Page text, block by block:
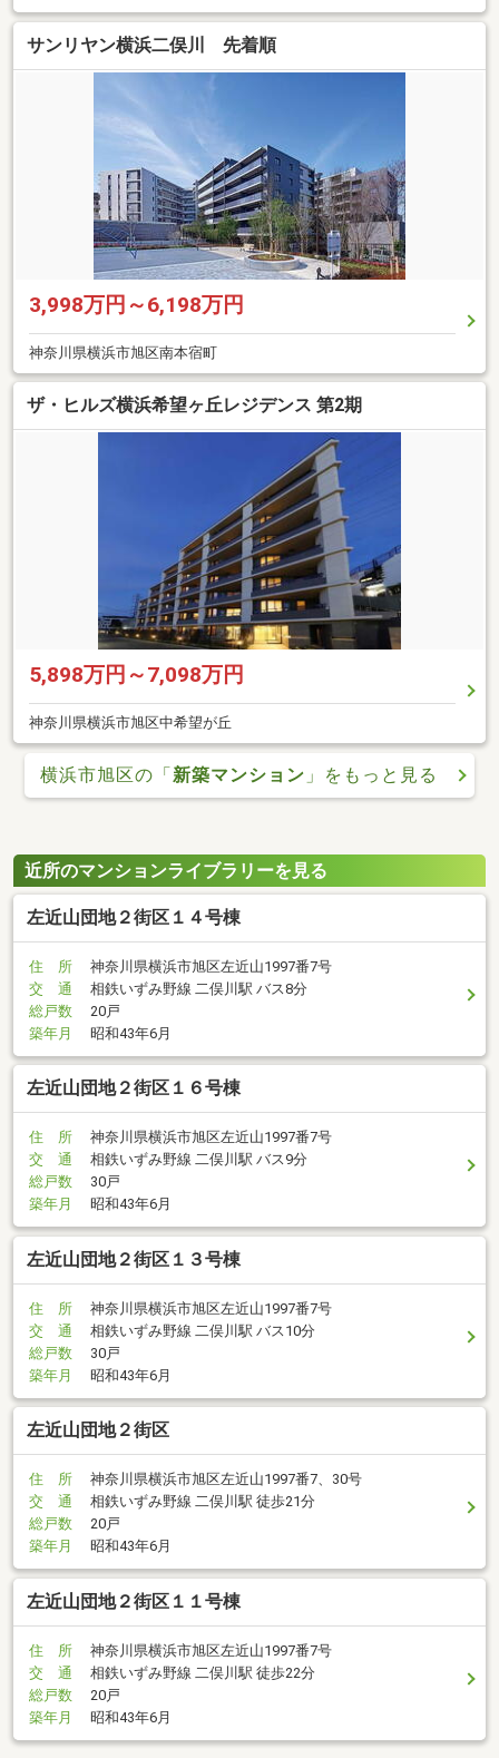
サンリヤン横浜二俣川 先着順
3,998万円～6,198万円
神奈川県横浜市旭区南本宿町
ザ・ヒルズ横浜希望ヶ丘レジデンス 第2期
5,898万円～7,098万円
神奈川県横浜市旭区中希望が丘
横浜市旭区の「新築マンション 」をもっと見る
近所のマンションライブラリーを見る
左近山団地２街区１４号棟
住 所
神奈川県横浜市旭区左近山1997番7号
交 通
相鉄いずみ野線 二俣川駅 バス8分
総戸数
20戸
築年月
昭和43年6月
左近山団地２街区１６号棟
住 所
神奈川県横浜市旭区左近山1997番7号
交 通
相鉄いずみ野線 二俣川駅 バス9分
総戸数
30戸
築年月
昭和43年6月
左近山団地２街区１３号棟
住 所
神奈川県横浜市旭区左近山1997番7号
交 通
相鉄いずみ野線 二俣川駅 バス10分
総戸数
30戸
築年月
昭和43年6月
左近山団地２街区
住 所
神奈川県横浜市旭区左近山1997番7、30号
交 通
相鉄いずみ野線 二俣川駅 徒歩21分
総戸数
20戸
築年月
昭和43年6月
左近山団地２街区１１号棟
住 所
神奈川県横浜市旭区左近山1997番7号
交 通
相鉄いずみ野線 二俣川駅 徒歩22分
総戸数
20戸
築年月
昭和43年6月